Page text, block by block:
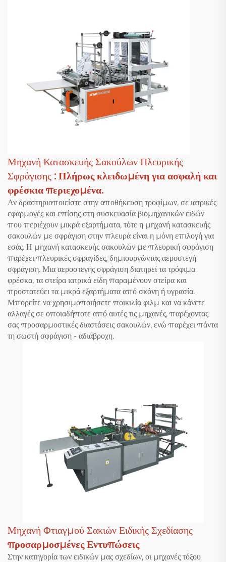
Μηχανή Κατασκευής Σακούλων Πλευρικής
Σφράγισης : Πλήρως κλειδωμένη για ασφαλή και
φρέσκια περιεχομένα.
Αν δραστηριοποιείστε στην αποθήκευση τροφίμων, σε ιατρικές
εφαρμογές και επίσης στη συσκευασία βιομηχανικών ειδών
που περιέχουν μικρά εξαρτήματα, τότε η μηχανή κατασκευής
σακουλών με σφράγιση στην πλευρά είναι η μόνη επιλογή για
εσάς. Η μηχανή κατασκευής σακουλών με πλευρική σφράγιση
παρέχει πλευρικές σφραγίδες, δημιουργώντας αεροστεγή
σφράγιση. Μια αεροστεγής σφράγιση διατηρεί τα τρόφιμα
φρέσκα, τα στείρα ιατρικά είδη παραμένουν στείρα και
προστατεύει τα μικρά εξαρτήματα από σκόνη ή υγρασία.
Μπορείτε να χρησιμοποιήσετε ποικιλία φιλμ και να κάνετε
αλλαγές σε οποιαδήποτε από αυτές τις μηχανές, παρέχοντας
σας προσαρμοστικές διαστάσεις σακουλών, ενώ παρέχει πάντα
τη σωστή σφράγιση - αδιάβροχη.
Μηχανή Φτιαγμού Σακιών Ειδικής Σχεδίασης
προσαρμοσμένες Εντυπώσεις
Στην κατηγορία των ειδικών μας σχεδίων, οι μηχανές τόξου